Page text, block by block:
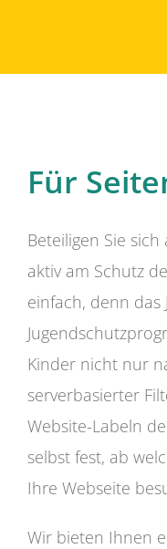
Für
Beteiligen Sie
aktiv am Schutz
einfach, denn das
Kinder nicht nur
serverbasierter
Website-Labeln
selbst fest, ab
Ihre Webseite
Wir bieten Ihnen